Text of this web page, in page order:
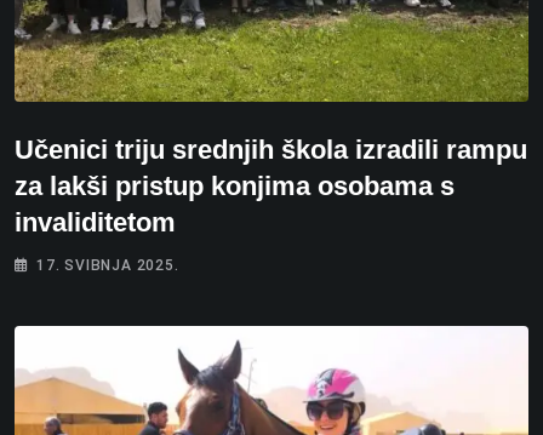
Učenici triju srednjih škola izradili rampu
za lakši pristup konjima osobama s
invaliditetom
17. SVIBNJA 2025.